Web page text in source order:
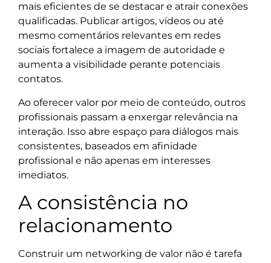
mais eficientes de se destacar e atrair conexões
qualificadas. Publicar artigos, vídeos ou até
mesmo comentários relevantes em redes
sociais fortalece a imagem de autoridade e
aumenta a visibilidade perante potenciais
contatos.
Ao oferecer valor por meio de conteúdo, outros
profissionais passam a enxergar relevância na
interação. Isso abre espaço para diálogos mais
consistentes, baseados em afinidade
profissional e não apenas em interesses
imediatos.
A consistência no
relacionamento
Construir um networking de valor não é tarefa